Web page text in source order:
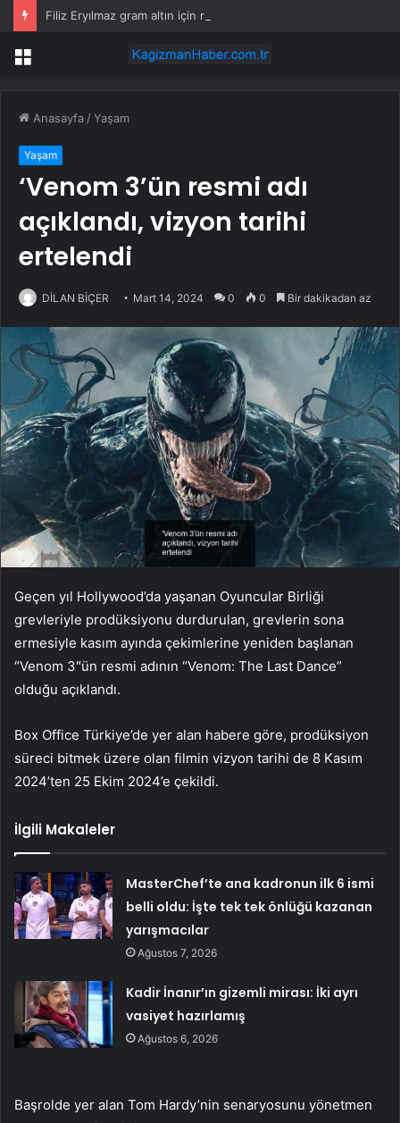
Menü
Anasayfa /Yaşam
Yaşam
‘Venom 3’ün resmi adı
açıklandı, vizyon tarihi
ertelendi
DİLAN BİÇER Mart 14, 2024 0 0 Bir dakikadan az
Geçen yıl Hollywood’da yaşanan Oyuncular Birliği
grevleriyle prodüksiyonu durdurulan, grevlerin sona
ermesiyle kasım ayında çekimlerine yeniden başlanan
“Venom 3″ün resmi adının “Venom: The Last Dance”
olduğu açıklandı.
Box Office Türkiye’de yer alan habere göre, prodüksiyon
süreci bitmek üzere olan filmin vizyon tarihi de 8 Kasım
2024’ten 25 Ekim 2024’e çekildi.
İlgili Makaleler
MasterChef’te ana kadronun ilk 6 ismi
belli oldu: İşte tek tek önlüğü kazanan
yarışmacılar
Ağustos 7, 2026
Kadir İnanır’ın gizemli mirası: İki ayrı
vasiyet hazırlamış
Ağustos 6, 2026
Başrolde yer alan Tom Hardy’nin senaryosunu yönetmen